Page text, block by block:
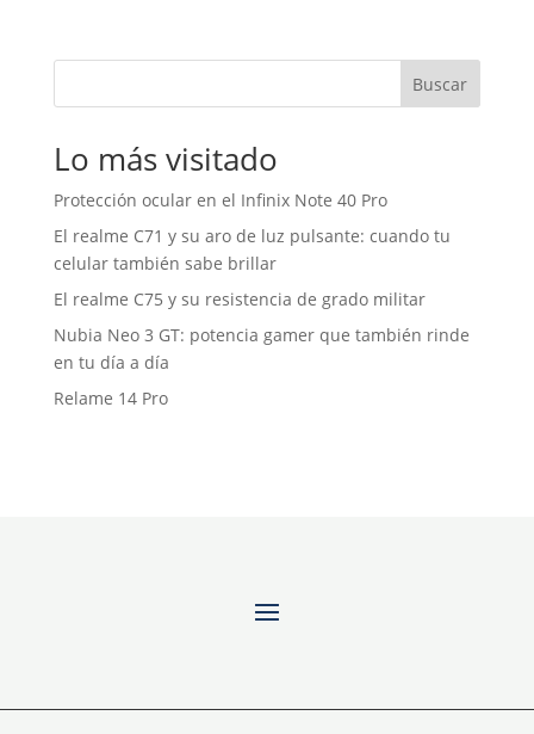
Buscar
Lo más visitado
Protección ocular en el Infinix Note 40 Pro
El realme C71 y su aro de luz pulsante: cuando tu
celular también sabe brillar
El realme C75 y su resistencia de grado militar
Nubia Neo 3 GT: potencia gamer que también rinde
en tu día a día
Relame 14 Pro